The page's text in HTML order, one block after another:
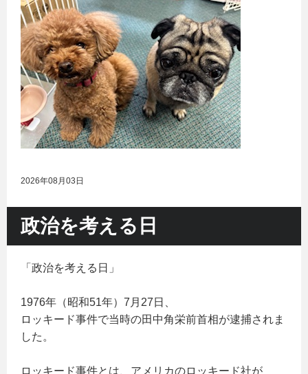
2026年08月03日
政治を考える日
「政治を考える日」
1976年（昭和51年）7月27日、
ロッキード事件で当時の田中角栄前首相が逮捕されま
した。
ロッキード事件とは、アメリカのロッキード社が